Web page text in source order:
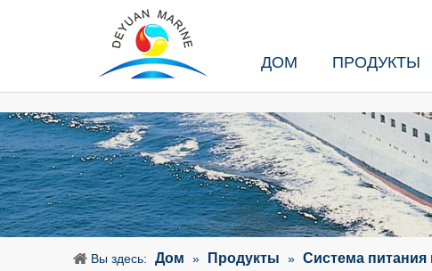
ДОМ ПРОДУКТЫ
Вы здесь: Дом » Продукты » Система питания